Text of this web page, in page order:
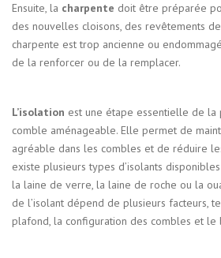
Ensuite, la charpente doit être préparée
des nouvelles cloisons, des revêtements
charpente est trop ancienne ou
de la renforcer ou de la remplacer.
L’isolation est une étape essentielle de la
comble aménageable. Elle permet de
agréable dans les combles et de réduire
existe plusieurs types d’isolants
la laine de verre, la laine de roche ou la
de l’isolant dépend de plusieurs facteurs,
plafond, la configuration des combles et le